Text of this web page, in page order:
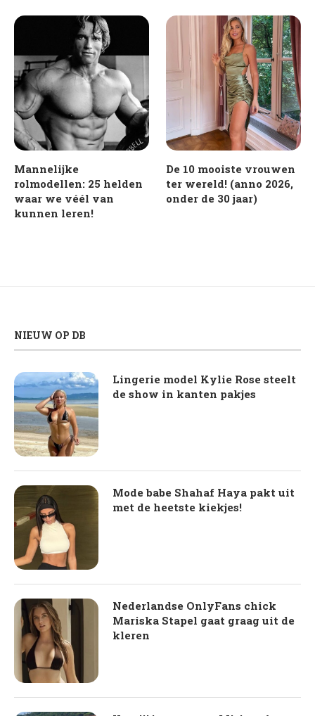
Mannelijke
rolmodellen: 25 helden
waar we véél van
kunnen leren!
De 10 mooiste vrouwen
ter wereld! (anno 2026,
onder de 30 jaar)
NIEUW OP DB
Lingerie model Kylie Rose steelt
de show in kanten pakjes
Mode babe Shahaf Haya pakt uit
met de heetste kiekjes!
Nederlandse OnlyFans chick
Mariska Stapel gaat graag uit de
kleren